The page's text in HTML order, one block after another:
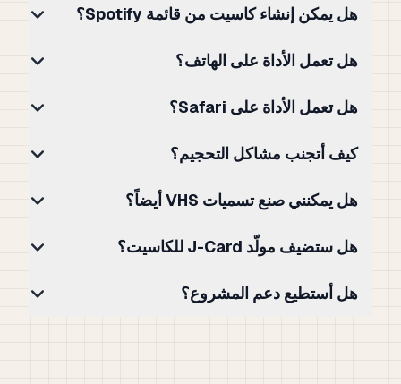
هل يمكن إنشاء كاسيت من قائمة Spotify؟
هل تعمل الأداة على الهاتف؟
هل تعمل الأداة على Safari؟
كيف أتجنب مشاكل التحجيم؟
هل يمكنني صنع تسميات VHS أيضاً؟
هل ستضيف مولّد J-Card للكاسيت؟
هل أستطيع دعم المشروع؟